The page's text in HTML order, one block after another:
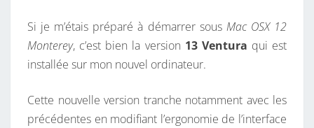
B
E
D
Si je m’étais préparé à démarrer sous Mac OSX 12
Monterey, c’est bien la version 13 Ventura qui est
installée sur mon nouvel ordinateur.
Cette nouvelle version tranche notamment avec les
précédentes en modifiant l’ergonomie de l’interface